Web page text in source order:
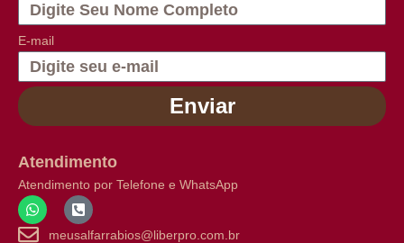
E-mail
Enviar
Atendimento
Atendimento por Telefone e WhatsApp
meusalfarrabios@liberpro.com.br